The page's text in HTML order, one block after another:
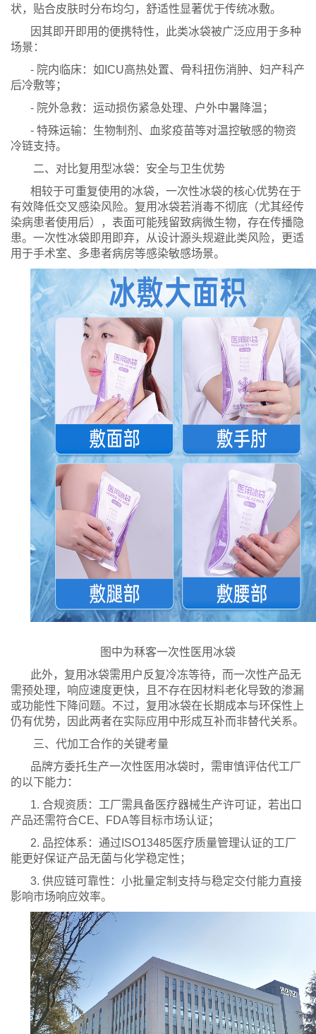
状，贴合皮肤时分布均匀，舒适性显著优于传统冰敷。
因其即开即用的便携特性，此类冰袋被广泛应用于多种
场景：
- 院内临床：如ICU高热处置、骨科扭伤消肿、妇产科产
后冷敷等；
- 院外急救：运动损伤紧急处理、户外中暑降温；
- 特殊运输：生物制剂、血浆疫苗等对温控敏感的物资
冷链支持。
二、对比复用型冰袋：安全与卫生优势
相较于可重复使用的冰袋，一次性冰袋的核心优势在于
有效降低交叉感染风险。复用冰袋若消毒不彻底（尤其经传
染病患者使用后），表面可能残留致病微生物，存在传播隐
患。一次性冰袋即用即弃，从设计源头规避此类风险，更适
用于手术室、多患者病房等感染敏感场景。
图中为秝客一次性医用冰袋
此外，复用冰袋需用户反复冷冻等待，而一次性产品无
需预处理，响应速度更快，且不存在因材料老化导致的渗漏
或功能性下降问题。不过，复用冰袋在长期成本与环保性上
仍有优势，因此两者在实际应用中形成互补而非替代关系。
三、代加工合作的关键考量
品牌方委托生产一次性医用冰袋时，需审慎评估代工厂
的以下能力：
1. 合规资质：工厂需具备医疗器械生产许可证，若出口
产品还需符合CE、FDA等目标市场认证；
2. 品控体系：通过ISO13485医疗质量管理认证的工厂
能更好保证产品无菌与化学稳定性；
3. 供应链可靠性：小批量定制支持与稳定交付能力直接
影响市场响应效率。